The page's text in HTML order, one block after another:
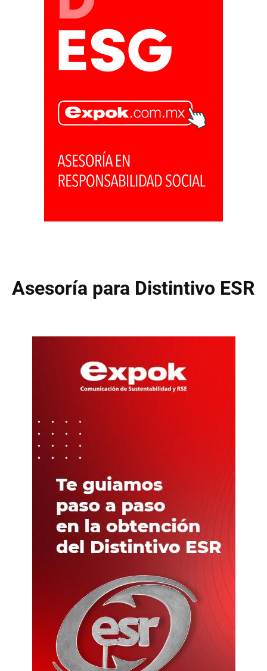
Asesoría para Distintivo ESR